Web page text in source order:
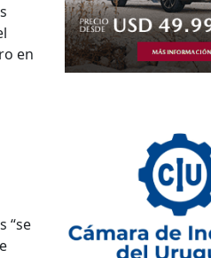
en
“se